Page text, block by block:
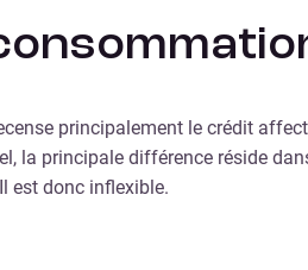
principalement le crédit
la principale différence réside
est donc inflexible.